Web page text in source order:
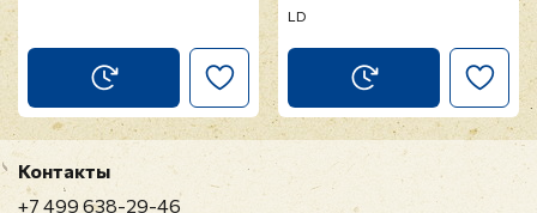
LD
Контакты
+7 499 638-29-46